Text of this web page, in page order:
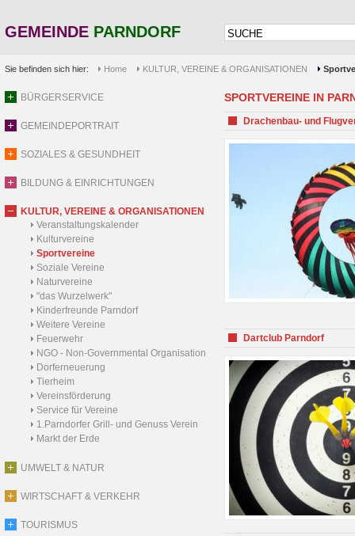
GEMEINDE PARNDORF
Sie befinden sich hier: Home KULTUR, VEREINE & ORGANISATIONEN
BÜRGERSERVICE
GEMEINDEPORTRAIT
SOZIALES & GESUNDHEIT
BILDUNG & EINRICHTUNGEN
KULTUR, VEREINE & ORGANISATIONEN
Veranstaltungskalender
Kulturvereine
Sportvereine
Soziale Vereine
Naturvereine
"das Wurzelwerk"
Kinderfreunde Parndorf
Weitere Vereine
Feuerwehr
NGO - Non-Governmental Organisation
Dorferneuerung
Tierheim
Vereinsförderung
Service für Vereine
1.Parndorfer Grill- und Genuss Verein
Markt der Erde
UMWELT & NATUR
WIRTSCHAFT & VERKEHR
TOURISMUS
SPORTVEREINE IN
Drachenbau- und
Dartclub Parndorf